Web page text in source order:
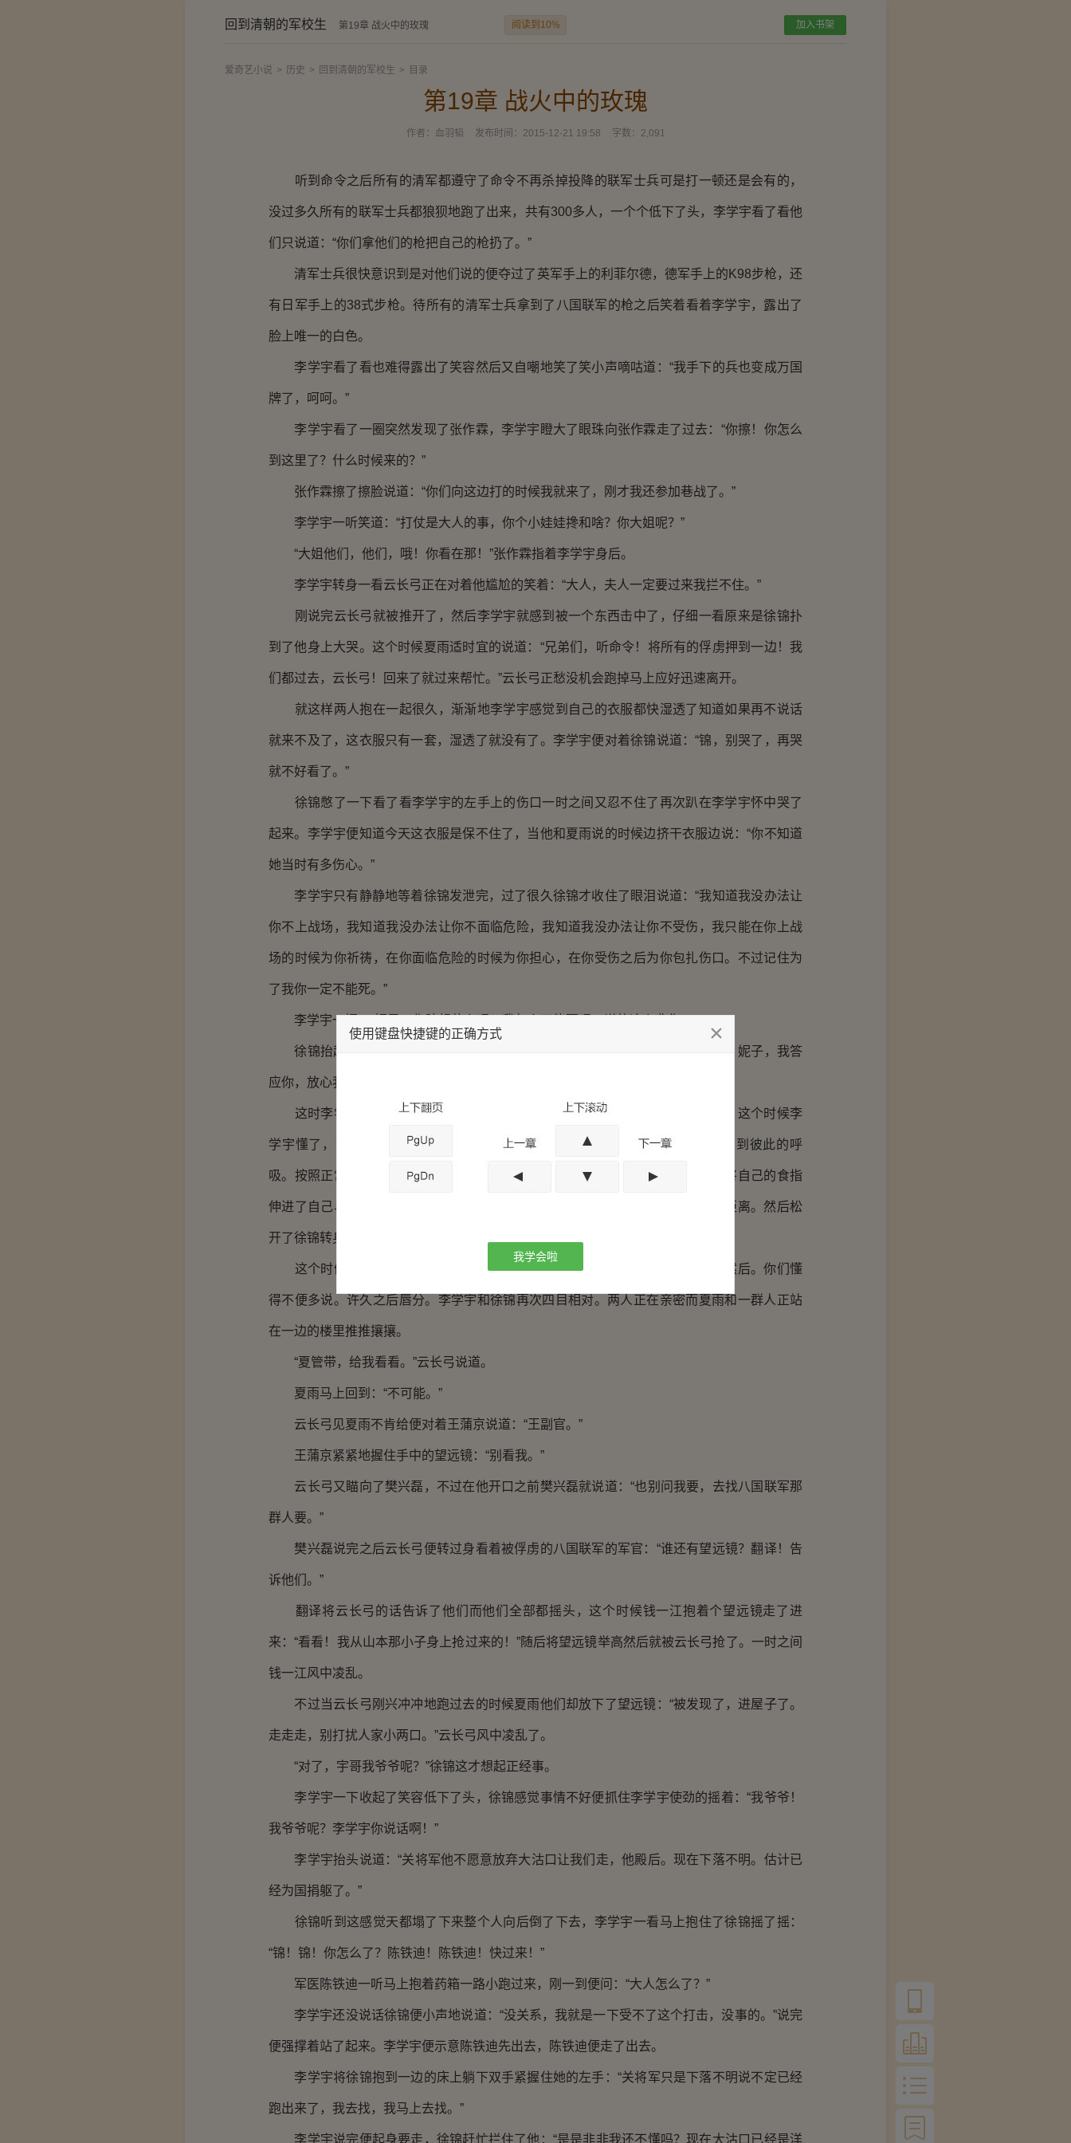
回到清朝的军校生 第19章 战火中的玫瑰 阅读到10% 加入书架
爱奇艺小说 > 历史 > 回到清朝的军校生 > 目录
第19章 战火中的玫瑰
作者： 血羽韬 发布时间： 2015-12-21 19:58 字数： 2,091
听到命令之后所有的清军都遵守了命令不再杀掉投降的联军士兵可是打一顿还是会有的，
没过多久所有的联军士兵都狼狈地跑了出来，共有300多人，一个个低下了头，李学宇看了看他
们只说道：“你们拿他们的枪把自己的枪扔了。”
清军士兵很快意识到是对他们说的便夺过了英军手上的利菲尔德，德军手上的K98步枪，还
有日军手上的38式步枪。待所有的清军士兵拿到了八国联军的枪之后笑着看着李学宇，露出了
脸上唯一的白色。
李学宇看了看也难得露出了笑容然后又自嘲地笑了笑小声嘀咕道：“我手下的兵也变成万国
牌了，呵呵。”
李学宇看了一圈突然发现了张作霖，李学宇瞪大了眼珠向张作霖走了过去：“你擦！你怎么
到这里了？什么时候来的？”
张作霖擦了擦脸说道：“你们向这边打的时候我就来了，刚才我还参加巷战了。”
李学宇一听笑道：“打仗是大人的事，你个小娃娃搀和啥？你大姐呢？”
“大姐他们，他们，哦！你看在那！”张作霖指着李学宇身后。
李学宇转身一看云长弓正在对着他尴尬的笑着：“大人，夫人一定要过来我拦不住。”
刚说完云长弓就被推开了，然后李学宇就感到被一个东西击中了，仔细一看原来是徐锦扑
到了他身上大哭。这个时候夏雨适时宜的说道：“兄弟们，听命令！将所有的俘虏押到一边！我
们都过去，云长弓！回来了就过来帮忙。”云长弓正愁没机会跑掉马上应好迅速离开。
就这样两人抱在一起很久，渐渐地李学宇感觉到自己的衣服都快湿透了知道如果再不说话
就来不及了，这衣服只有一套，湿透了就没有了。李学宇便对着徐锦说道：“锦，别哭了，再哭
就不好看了。”
徐锦憋了一下看了看李学宇的左手上的伤口一时之间又忍不住了再次趴在李学宇怀中哭了
起来。李学宇便知道今天这衣服是保不住了，当他和夏雨说的时候边挤干衣服边说：“你不知道
她当时有多伤心。”
李学宇只有静静地等着徐锦发泄完，过了很久徐锦才收住了眼泪说道：“我知道我没办法让
你不上战场，我知道我没办法让你不面临危险，我知道我没办法让你不受伤，我只能在你上战
场的时候为你祈祷，在你面临危险的时候为你担心，在你受伤之后为你包扎伤口。不过记住为
了我你一定不能死。”
李学宇一愣：“妮子，你瞎想什么呢？我怎么可能死呢，说的这么悲伤。”
徐锦抬起了头盯着李学宇的眼睛，四目对视，过了很久李学宇才说道：“好吧，妮子，我答
应你，放心我会好好保护我自己的。”徐锦这才笑了笑。
这时李学宇就要松开徐锦，可是徐锦紧紧地抱住了李学宇。依然盯着李学宇，这个时候李
学宇懂了，两人慢慢地靠近，靠近，靠近到彼此只有几毫米的距离，近到可以听到彼此的呼
吸。按照正常的发展规律各位看官应该知道后面会发生什么。可是呢，突然徐锦将自己的食指
伸进了自己与李学宇唯一的距离之间。李学宇这个时候尴尬的扩大了两人之间的距离。然后松
开了徐锦转身准备去处理事情了。
这个时候李学宇的手又被徐锦抓住了，随后李学宇顺势把徐锦再次拥入怀中然后。你们懂
得不便多说。许久之后唇分。李学宇和徐锦再次四目相对。两人正在亲密而夏雨和一群人正站
在一边的楼里推推攘攘。
“夏管带，给我看看。”云长弓说道。
夏雨马上回到：“不可能。”
云长弓见夏雨不肯给便对着王蒲京说道：“王副官。”
王蒲京紧紧地握住手中的望远镜：“别看我。”
云长弓又瞄向了樊兴磊，不过在他开口之前樊兴磊就说道：“也别问我要，去找八国联军那
群人要。”
樊兴磊说完之后云长弓便转过身看着被俘虏的八国联军的军官：“谁还有望远镜？翻译！告
诉他们。”
翻译将云长弓的话告诉了他们而他们全部都摇头，这个时候钱一江抱着个望远镜走了进
来：“看看！我从山本那小子身上抢过来的！”随后将望远镜举高然后就被云长弓抢了。一时之间
钱一江风中凌乱。
不过当云长弓刚兴冲冲地跑过去的时候夏雨他们却放下了望远镜：“被发现了，进屋子了。
走走走，别打扰人家小两口。”云长弓风中凌乱了。
“对了，宇哥我爷爷呢？”徐锦这才想起正经事。
李学宇一下收起了笑容低下了头，徐锦感觉事情不好便抓住李学宇使劲的摇着：“我爷爷！
我爷爷呢？李学宇你说话啊！”
李学宇抬头说道：“关将军他不愿意放弃大沽口让我们走，他殿后。现在下落不明。估计已
经为国捐躯了。”
徐锦听到这感觉天都塌了下来整个人向后倒了下去，李学宇一看马上抱住了徐锦摇了摇：
“锦！锦！你怎么了？陈铁迪！陈铁迪！快过来！”
军医陈铁迪一听马上抱着药箱一路小跑过来，刚一到便问：“大人怎么了？”
李学宇还没说话徐锦便小声地说道：“没关系，我就是一下受不了这个打击，没事的。”说完
便强撑着站了起来。李学宇便示意陈铁迪先出去，陈铁迪便走了出去。
李学宇将徐锦抱到一边的床上躺下双手紧握住她的左手：“关将军只是下落不明说不定已经
跑出来了，我去找，我马上去找。”
李学宇说完便起身要走，徐锦赶忙拦住了他：“是是非非我还不懂吗？现在大沽口已经是洋
使用键盘快捷键的正确方式
我学会啦